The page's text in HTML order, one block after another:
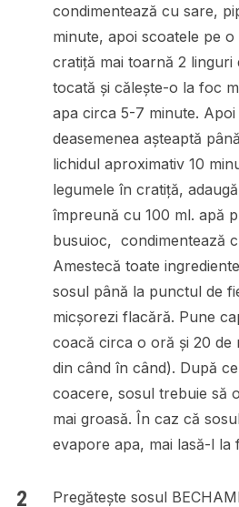
condimentează cu sare,
minute, apoi scoatele pe
cratiță mai toarnă 2 linguri
tocată și călește-o la foc
apa circa 5-7 minute. Apoi
deasemenea așteaptă
lichidul aproximativ 10
legumele în cratiță,
împreună cu 100 ml. apă
busuioc, condimentează
Amestecă toate
sosul până la punctul de
micșorezi flacără. Pune
coacă circa o oră și 20 de
din când în când). După
coacere, sosul trebuie să
mai groasă. În caz că
evapore apa, mai lasă-l
Pregătește sosul